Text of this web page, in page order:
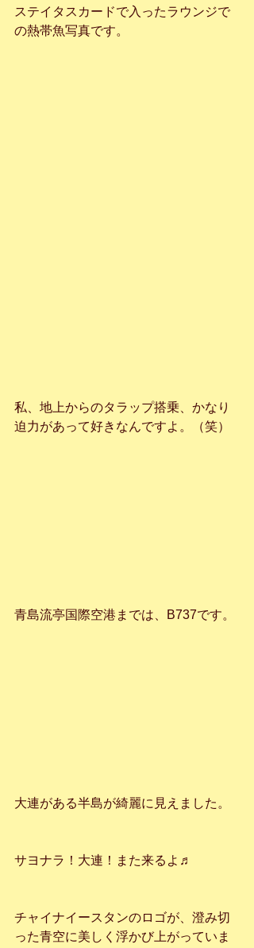
ステイタスカードで入ったラウンジで
の熱帯魚写真です。
私、地上からのタラップ搭乗、かなり
迫力があって好きなんですよ。（笑）
青島流亭国際空港までは、B737です。
大連がある半島が綺麗に見えました。
サヨナラ！大連！また来るよ♬
チャイナイースタンのロゴが、澄み切
った青空に美しく浮かび上がっていま